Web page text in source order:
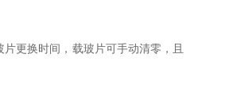
更换时间，载玻片可手动清零，且